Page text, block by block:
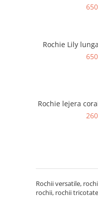
Rochie Lily
Rochie lejera
Rochii versatile,
rochii, rochii